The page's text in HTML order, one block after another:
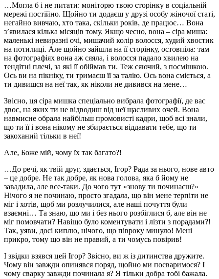
…Могла б і не питати: моніторю твою сторінку в соціальній
мережі постійно. Щойно ти додаєш у друзі особу жіночої статі,
негайно вивчаю, хто така, скільки років, де працює… Вона
з’явилася кілька місяців тому. Якщо чесно, вона – сіра миша:
маленькі невиразні очі, мишачий колір волосся, худий хвостик
на потилиці. Але щойно зайшла на її сторінку, остовпіла: там
на фотографіях вона аж сяяла, і волосся падало хвилею на
тендітні плечі, за які її обіймав ти. Теж сяючий, з посмішкою.
Ось ви на пікніку, ти тримаєш її за талію. Ось вона сміється, а
ти дивишся на неї так, як ніколи не дивився на мене…
Звісно, ця сіра мишка спеціально вибрала фотографії, де вас
двоє, на яких ти не відводиш від неї щасливих очей. Вона
навмисне обрала найбільш промовисті кадри, щоб всі знали,
що ти її і вона нікому не збирається віддавати тебе, що ти
закоханий тільки в неї!
Але, Боже мій, чому їх так багато?!
…До речі, як твій друг, здається, Ігор? Рада за нього, нове авто
– це добре. Не так добре, як нова голова, яка б йому не
завадила, але все-таки. До чого тут «знову ти починаєш?»
Нічого я не починаю, просто згадала, що він мене терпіти не
міг і хотів, щоб ми розлучилися, але наші почуття були
взаємні… Та знаю, що ми і без нього розбіглися б, але він не
міг помовчати? Навіщо було коментувати і лізти з порадами?!
Так, уяви, досі киплю, нічого, що півроку минуло! Мені
прикро, тому що він не правий, а ти чомусь повірив!
І звідки взявся цей Ігор? Звісно, ви ж із дитинства дружите.
Чому він завжди опинявся поряд, щойно ми посваримося? І
чому сварку завжди починала я? Я тільки добра тобі бажала.